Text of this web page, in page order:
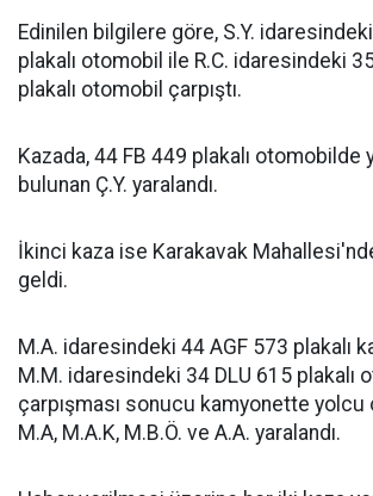
Edinilen bilgilere göre, S.Y.
plakalı otomobil ile R.C. idaresindeki
plakalı otomobil çarpıştı.
Kazada, 44 FB 449 plakalı otomobilde
bulunan Ç.Y. yaralandı.
İkinci kaza ise Karakavak
geldi.
M.A. idaresindeki 44 AGF 573 plakalı
M.M. idaresindeki 34 DLU 615 plakalı
çarpışması sonucu kamyonette yolcu
M.A, M.A.K, M.B.Ö. ve A.A. yaralandı.